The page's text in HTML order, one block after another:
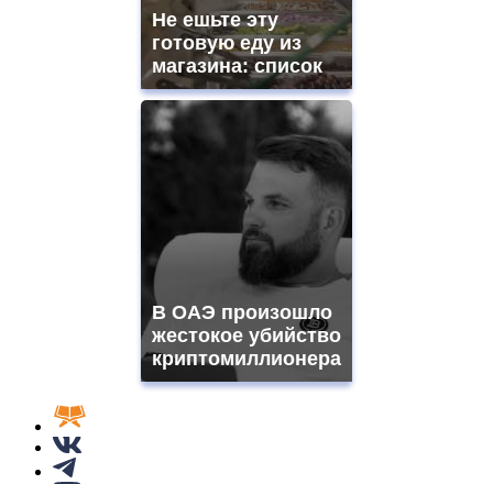
Не ешьте эту
готовую еду из
магазина: список
В ОАЭ произошло
жестокое убийство
криптомиллионера